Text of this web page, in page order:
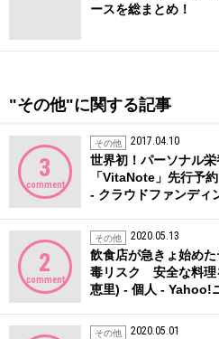
ースを総まとめ！
"その他"に関する記事
3
comment
その他 2017.04.10
世界初！パーソナル
「VitaNote」先行予
- クラウドファンデ
2
comment
その他 2020.05.13
飲食店が急きょ始め
毒リスク 安全な料理
恵里) - 個人 - Yahoo!
その他 2020.05.01